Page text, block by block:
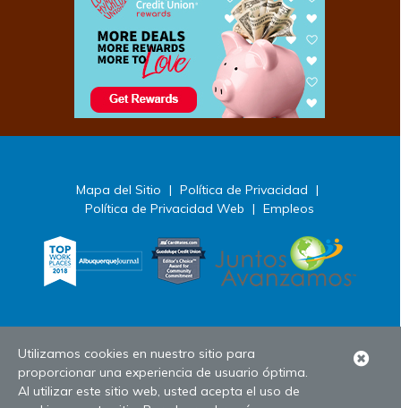
Utilizamos cookies en nuestro sitio para
proporcionar una experiencia de usuario óptima.
Al utilizar este sitio web, usted acepta el uso de
Mapa del Sitio | Política de Privacidad |
Política de Privacidad Web | Empleos